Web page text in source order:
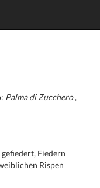
Palma di Zucchero,
Fiedern
Rispen